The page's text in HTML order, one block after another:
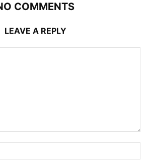
COMMENTS
LEAVE A REPLY